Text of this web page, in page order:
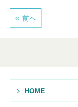
前へ
HOME